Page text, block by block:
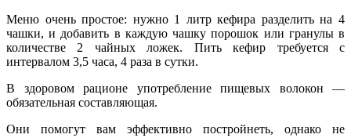
Меню очень простое: нужно 1 литр кефира разделить на 4
чашки, и добавить в каждую чашку порошок или гранулы в
количестве 2 чайных ложек. Пить кефир требуется с
интервалом 3,5 часа, 4 раза в сутки.
В здоровом рационе употребление пищевых волокон —
обязательная составляющая.
Они помогут вам эффективно постройнеть, однако не